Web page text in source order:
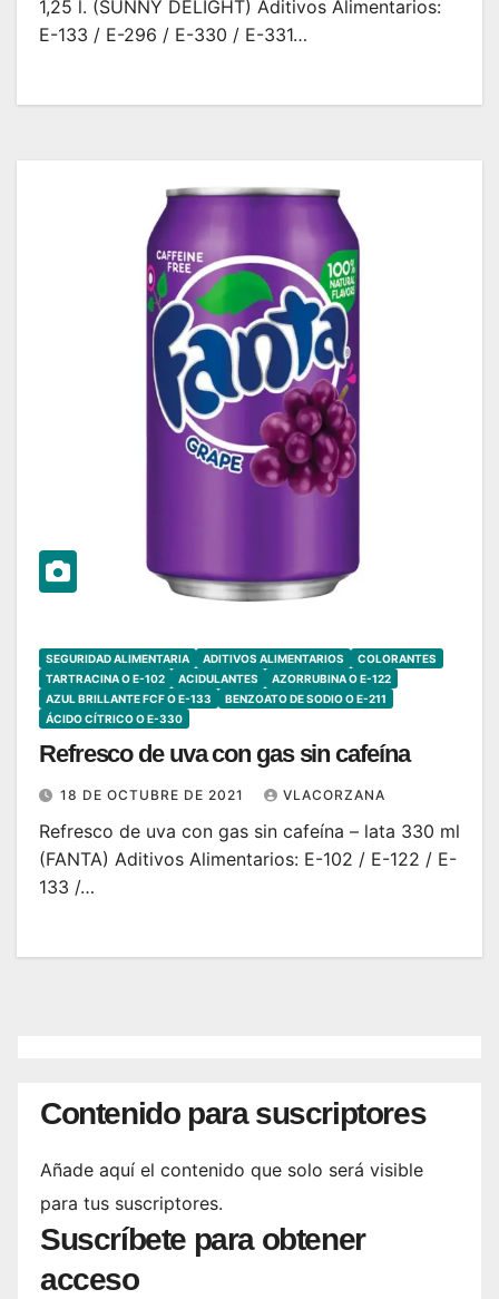
1,25 l. (SUNNY DELIGHT) Aditivos Alimentarios:
E-133 / E-296 / E-330 / E-331…
SEGURIDAD ALIMENTARIA ADITIVOS ALIMENTARIOS
COLORANTES
TARTRACINA O E-102
ACIDULANTES
AZORRUBINA O E-122
AZUL BRILLANTE FCF O E-133
BENZOATO DE SODIO O E-211
ÁCIDO CÍTRICO O E-330
Refresco de uva con gas sin cafeína
18 DE OCTUBRE DE 2021 VLACORZANA
Refresco de uva con gas sin cafeína – lata 330 ml
(FANTA) Aditivos Alimentarios: E-102 / E-122 / E-
133 /…
Contenido para suscriptores
Añade aquí el contenido que solo será visible
para tus suscriptores.
Suscríbete para obtener
acceso